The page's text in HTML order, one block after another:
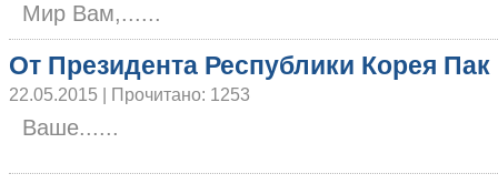
Мир Вам,......
От Президента Республики Корея
22.05.2015 | Прочитано: 1253
Ваше......